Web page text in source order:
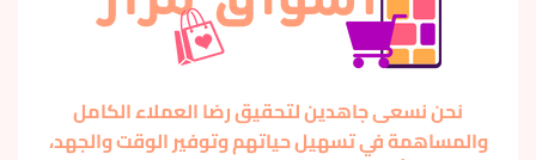
نحن نسعى جاهدين لتحقيق رضا العملاء الكامل
والمساهمة في تسهيل حياتهم وتوفير الوقت والجهد،